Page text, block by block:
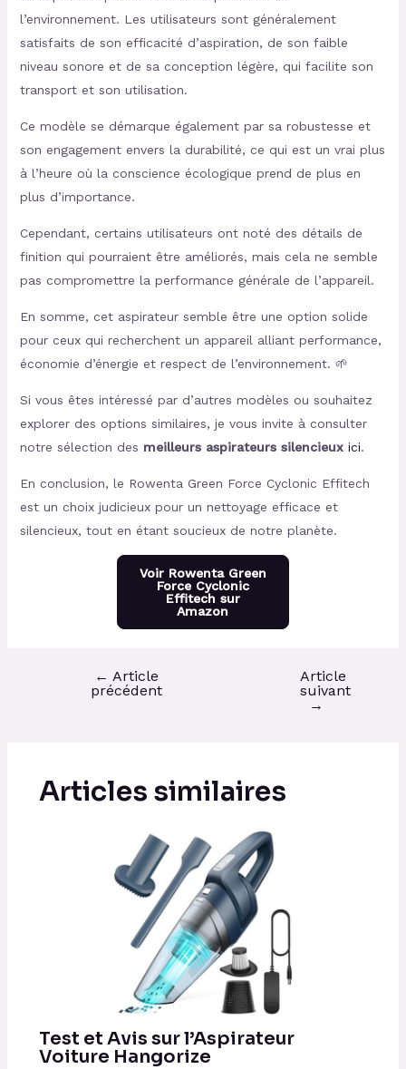
l’environnement. Les utilisateurs sont généralement
satisfaits de son efficacité d’aspiration, de son faible
niveau sonore et de sa conception légère, qui facilite son
transport et son utilisation.
Ce modèle se démarque également par sa robustesse et
son engagement envers la durabilité, ce qui est un vrai plus
à l’heure où la conscience écologique prend de plus en
plus d’importance.
Cependant, certains utilisateurs ont noté des détails de
finition qui pourraient être améliorés, mais cela ne semble
pas compromettre la performance générale de l’appareil.
En somme, cet aspirateur semble être une option solide
pour ceux qui recherchent un appareil alliant performance,
économie d’énergie et respect de l’environnement. 🌱
Si vous êtes intéressé par d’autres modèles ou souhaitez
explorer des options similaires, je vous invite à consulter
notre sélection des meilleurs aspirateurs silencieux ici.
En conclusion, le Rowenta Green Force Cyclonic Effitech
est un choix judicieux pour un nettoyage efficace et
silencieux, tout en étant soucieux de notre planète.
Voir Rowenta Green
Force Cyclonic
Effitech sur
Amazon
← Article
précédent
Article
suivant
→
Articles similaires
Test et Avis sur l’Aspirateur
Voiture Hangorize